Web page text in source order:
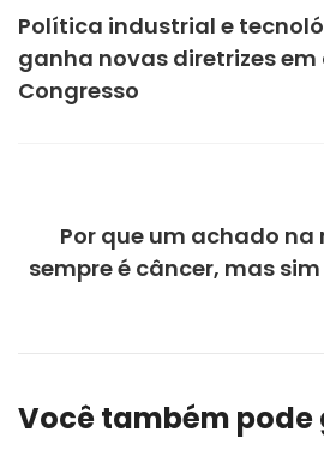
Política industrial e
ganha novas diretrizes em
Congresso
Por que um achado
sempre é câncer, mas
Você também pode